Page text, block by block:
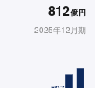
812億円
2025年12月期